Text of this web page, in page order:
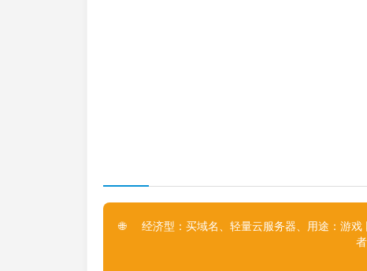
🌐
经济型：买域名、轻量云服务器、用途：游